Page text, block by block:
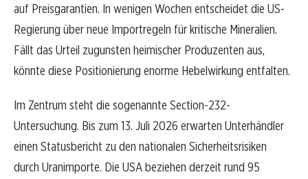
auf Preisgarantien. In wenigen Wochen entscheidet die US-
Regierung über neue Importregeln für kritische Mineralien.
Fällt das Urteil zugunsten heimischer Produzenten aus,
könnte diese Positionierung enorme Hebelwirkung entfalten.
Im Zentrum steht die sogenannte Section-232-
Untersuchung. Bis zum 13. Juli 2026 erwarten Unterhändler
einen Statusbericht zu den nationalen Sicherheitsrisiken
durch Uranimporte. Die USA beziehen derzeit rund 95